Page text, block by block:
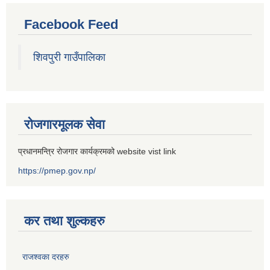
Facebook Feed
शिवपुरी गाउँपालिका
रोजगारमूलक सेवा
प्रधानमन्त्रि रोजगार कार्यक्रमको website vist link
https://pmep.gov.np/
कर तथा शुल्कहरु
राजश्वका दरहरु